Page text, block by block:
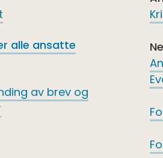
alle ansatte
av brev og